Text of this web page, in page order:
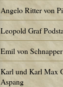
Angelo Ritter von
Leopold Graf
Emil von Schnapper
Karl und Karl Max
Aspang